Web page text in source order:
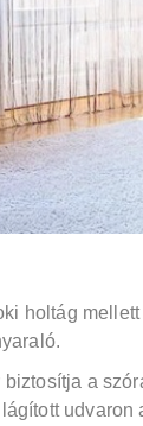
holtág
a
udvaron